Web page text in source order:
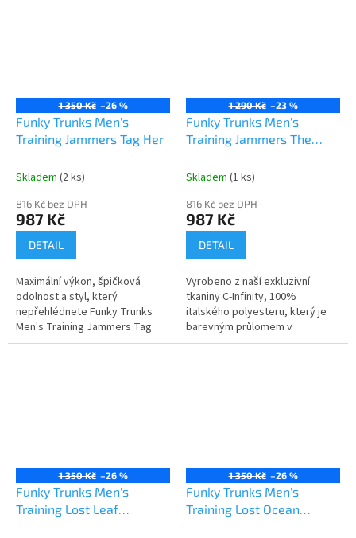
1 350 Kč –26 %
Funky Trunks Men's
Training Jammers Tag Her
Skladem (2 ks)
816 Kč bez DPH
987 Kč
DETAIL
Maximální výkon, špičková
odolnost a styl, který
nepřehlédnete Funky Trunks
Men's Training Jammers Tag
Her. Pánské tréninkové
1 290 Kč –23 %
Funky Trunks Men's
Training Jammers The
Skladem (1 ks)
816 Kč bez DPH
987 Kč
DETAIL
Vyrobeno z naší exkluzivní
tkaniny C-Infinity, 100%
italského polyesteru, který je
barevným průlomem v
technologii tkanin odolných vůči
1 350 Kč –26 %
Funky Trunks Men's
Training Lost Leaf
1 350 Kč –26 %
Funky Trunks Men's
Training Lost Ocean